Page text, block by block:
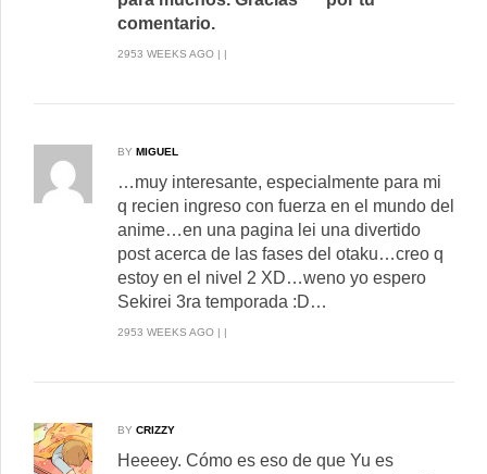
comentario.
2953 WEEKS AGO | |
BY MIGUEL
…muy interesante, especialmente para mi
q recien ingreso con fuerza en el mundo del
anime…en una pagina lei una divertido
post acerca de las fases del otaku…creo q
estoy en el nivel 2 XD…weno yo espero
Sekirei 3ra temporada :D…
2953 WEEKS AGO | |
BY CRIZZY
Heeeey. Cómo es eso de que Yu es